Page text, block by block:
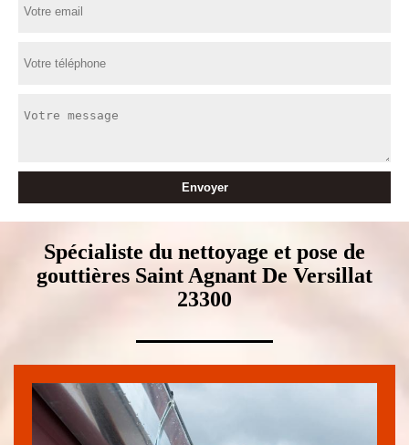
Spécialiste du nettoyage et pose de
gouttières Saint Agnant De Versillat
23300